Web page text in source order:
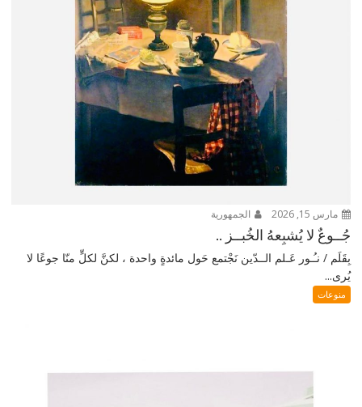
مارس 15, 2026 الجمهورية
جُــوعٌ لا يُشبِعهُ الخُبــز ..
بِقَلَم / نـُـور عَـلم الــدّين نَجْتمع حَول مائدةٍ واحدة ، لكنَّ لكلٍّ منّا جوعًا لا
يُرى...
منوعات